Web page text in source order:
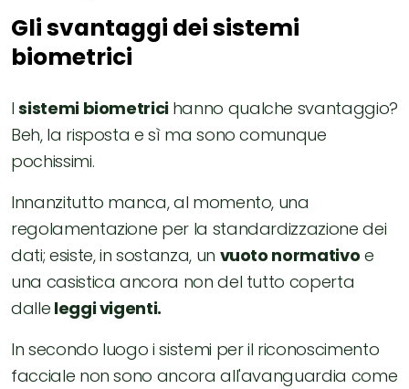
Gli svantaggi dei sistemi
biometrici
Isistemi biometrici hanno qualche svantaggio?
Beh, la risposta e sì ma sono comunque
pochissimi.
Innanzitutto manca, al momento, una
regolamentazione per la standardizzazione dei
dati; esiste, in sostanza, un vuoto normativo e
una casistica ancora non del tutto coperta
dalle leggi vigenti.
In secondo luogo i sistemi per il riconoscimento
facciale non sono ancora all'avanguardia come